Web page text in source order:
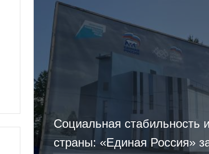
Социальная стабильность
страны: «Единая Россия»